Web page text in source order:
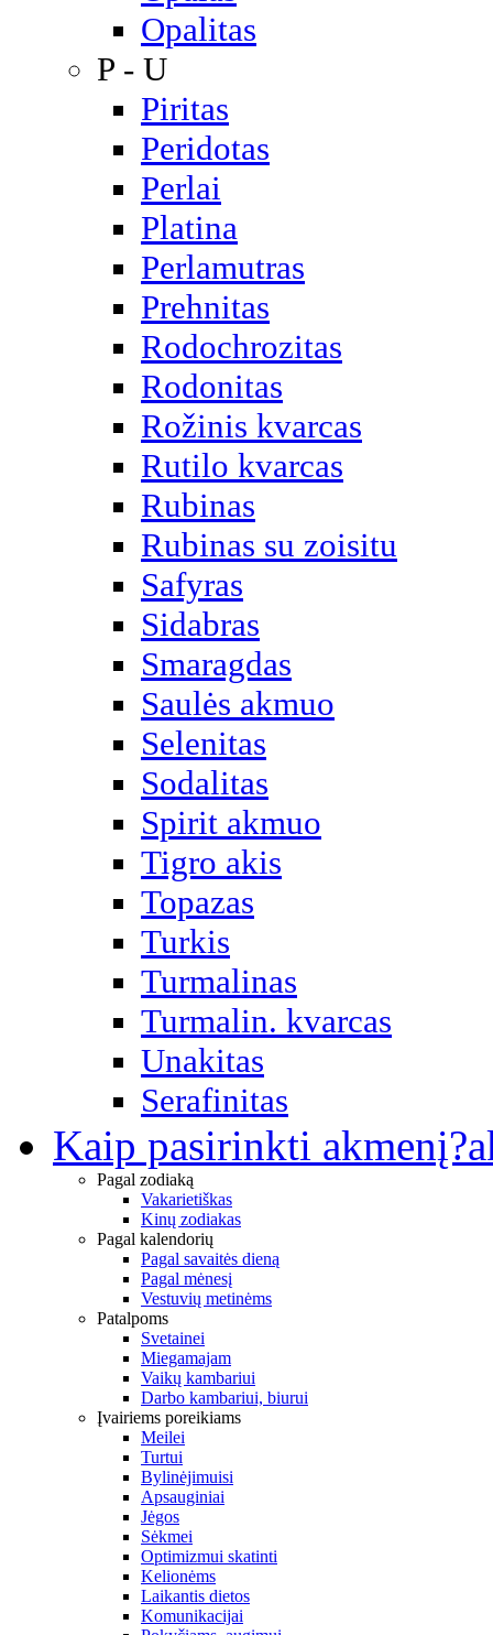
Opalitas
P - U
Piritas
Peridotas
Perlai
Platina
Perlamutras
Prehnitas
Rodochrozitas
Rodonitas
Rožinis kvarcas
Rutilo kvarcas
Rubinas
Rubinas su zoisitu
Safyras
Sidabras
Smaragdas
Saulės akmuo
Selenitas
Sodalitas
Spirit akmuo
Tigro akis
Topazas
Turkis
Turmalinas
Turmalin. kvarcas
Unakitas
Serafinitas
Kaip pasirinkti akmenį?
Pagal zodiaką
Vakarietiškas
Kinų zodiakas
Pagal kalendorių
Pagal savaitės dieną
Pagal mėnesį
Vestuvių metinėms
Patalpoms
Svetainei
Miegamajam
Vaikų kambariui
Darbo kambariui, biurui
Įvairiems poreikiams
Meilei
Turtui
Bylinėjimuisi
Apsauginiai
Jėgos
Sėkmei
Optimizmui skatinti
Kelionėms
Laikantis dietos
Komunikacijai